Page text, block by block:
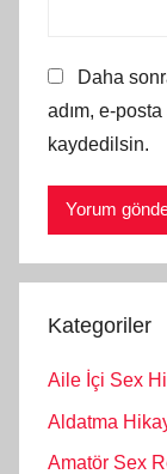
Daha
adım, e-
kaydedilsin.
Kategoriler
Aile İçi Sex
Aldatma
Amatör Sex